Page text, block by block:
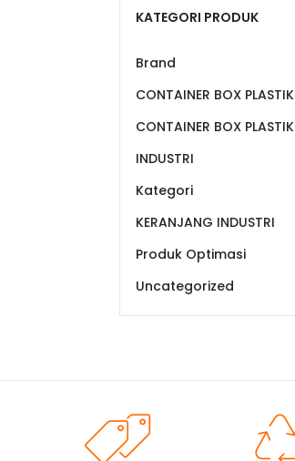
KATEGORI PRODUK
Brand
CONTAINER BOX PLASTIK
CONTAINER BOX PLASTIK
INDUSTRI
Kategori
KERANJANG INDUSTRI
Produk Optimasi
Uncategorized